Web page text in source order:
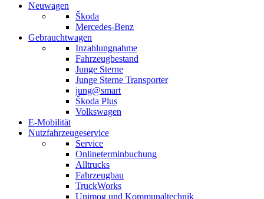
Neuwagen
Škoda
Mercedes-Benz
Gebrauchtwagen
Inzahlungnahme
Fahrzeugbestand
Junge Sterne
Junge Sterne Transporter
jung@smart
Škoda Plus
Volkswagen
E-Mobilität
Nutzfahrzeugeservice
Service
Onlineterminbuchung
Alltrucks
Fahrzeugbau
TruckWorks
Unimog und Kommunaltechnik